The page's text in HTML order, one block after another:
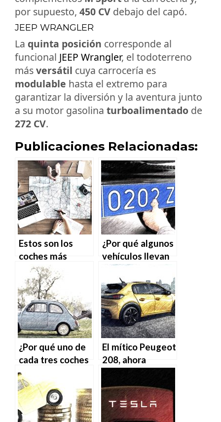
por supuesto, 450 CV debajo del capó.
JEEP WRANGLER
La quinta posición corresponde al
funcional JEEP Wrangler, el todoterreno
másversátil cuya carrocería es
modulable hasta el extremo para
garantizar la diversión y la aventura junto
a su motor gasolina turboalimentado de
272 CV.
Publicaciones Relacionadas:
Estos son los
coches más
buscados en
Google por
países
¿Por qué algunos
vehículos llevan
matrícula azul?
¿Por qué uno de
cada tres coches
usados vendidos
en España tiene
más de 15 años?
El mítico Peugeot
208, ahora